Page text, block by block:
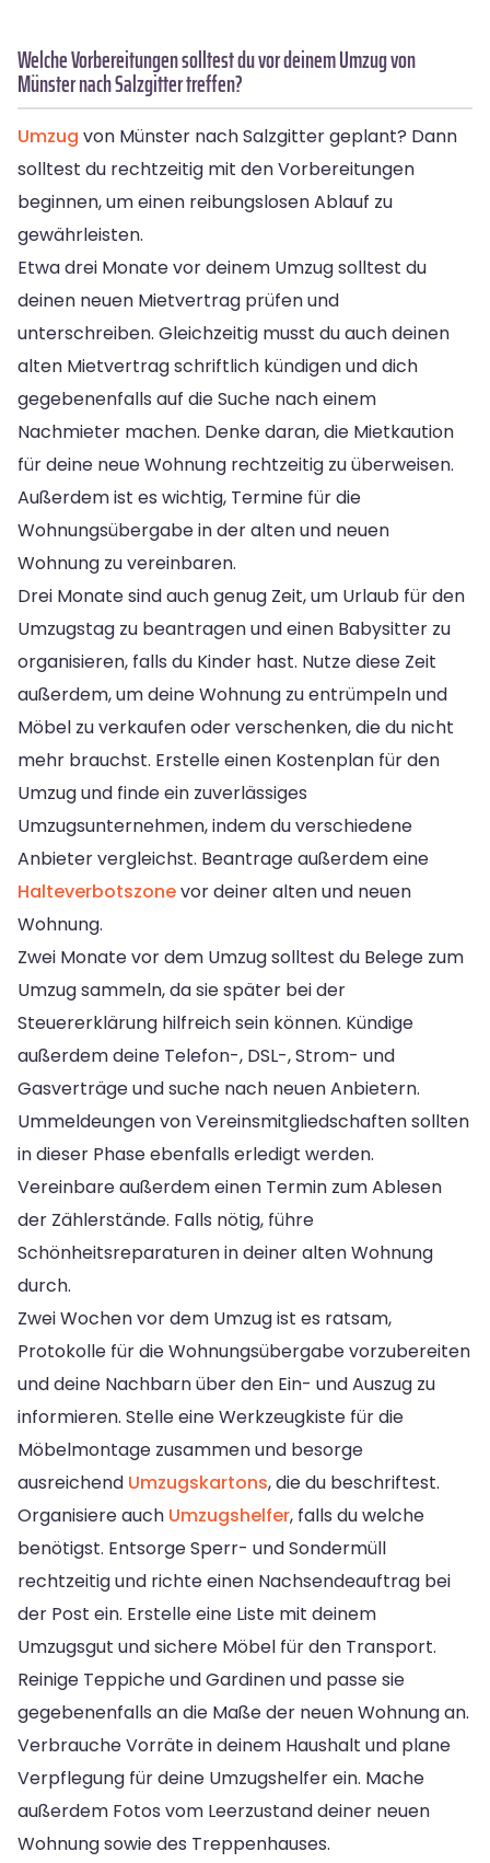
Welche Vorbereitungen solltest du vor deinem Umzug von
Münster nach Salzgitter treffen?
Umzug von Münster nach Salzgitter geplant? Dann
solltest du rechtzeitig mit den Vorbereitungen
beginnen, um einen reibungslosen Ablauf zu
gewährleisten.
Etwa drei Monate vor deinem Umzug solltest du
deinen neuen Mietvertrag prüfen und
unterschreiben. Gleichzeitig musst du auch deinen
alten Mietvertrag schriftlich kündigen und dich
gegebenenfalls auf die Suche nach einem
Nachmieter machen. Denke daran, die Mietkaution
für deine neue Wohnung rechtzeitig zu überweisen.
Außerdem ist es wichtig, Termine für die
Wohnungsübergabe in der alten und neuen
Wohnung zu vereinbaren.
Drei Monate sind auch genug Zeit, um Urlaub für den
Umzugstag zu beantragen und einen Babysitter zu
organisieren, falls du Kinder hast. Nutze diese Zeit
außerdem, um deine Wohnung zu entrümpeln und
Möbel zu verkaufen oder verschenken, die du nicht
mehr brauchst. Erstelle einen Kostenplan für den
Umzug und finde ein zuverlässiges
Umzugsunternehmen, indem du verschiedene
Anbieter vergleichst. Beantrage außerdem eine
Halteverbotszonevor deiner alten und neuen
Wohnung.
Zwei Monate vor dem Umzug solltest du Belege zum
Umzug sammeln, da sie später bei der
Steuererklärung hilfreich sein können. Kündige
außerdem deine Telefon-, DSL-, Strom- und
Gasverträge und suche nach neuen Anbietern.
Ummeldeungen von Vereinsmitgliedschaften sollten
in dieser Phase ebenfalls erledigt werden.
Vereinbare außerdem einen Termin zum Ablesen
der Zählerstände. Falls nötig, führe
Schönheitsreparaturen in deiner alten Wohnung
durch.
Zwei Wochen vor dem Umzug ist es ratsam,
Protokolle für die Wohnungsübergabe vorzubereiten
und deine Nachbarn über den Ein- und Auszug zu
informieren. Stelle eine Werkzeugkiste für die
Möbelmontage zusammen und besorge
ausreichend Umzugskartons, die du beschriftest.
Organisiere auch Umzugshelfer, falls du welche
benötigst. Entsorge Sperr- und Sondermüll
rechtzeitig und richte einen Nachsendeauftrag bei
der Post ein. Erstelle eine Liste mit deinem
Umzugsgut und sichere Möbel für den Transport.
Reinige Teppiche und Gardinen und passe sie
gegebenenfalls an die Maße der neuen Wohnung an.
Verbrauche Vorräte in deinem Haushalt und plane
Verpflegung für deine Umzugshelfer ein. Mache
außerdem Fotos vom Leerzustand deiner neuen
Wohnung sowie des Treppenhauses.